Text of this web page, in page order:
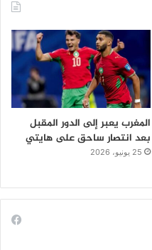
المغرب يعبر إلى الدور المقبل
بعد انتصار ساحق على هايتي
25 يونيو، 2026